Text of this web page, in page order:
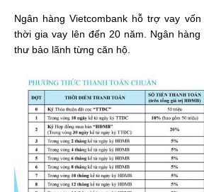
Ngân hàng Vietcombank hỗ trợ vay
thời gia vay lên đến 20 năm. Ngân hàng
thư bảo lãnh từng căn hộ.